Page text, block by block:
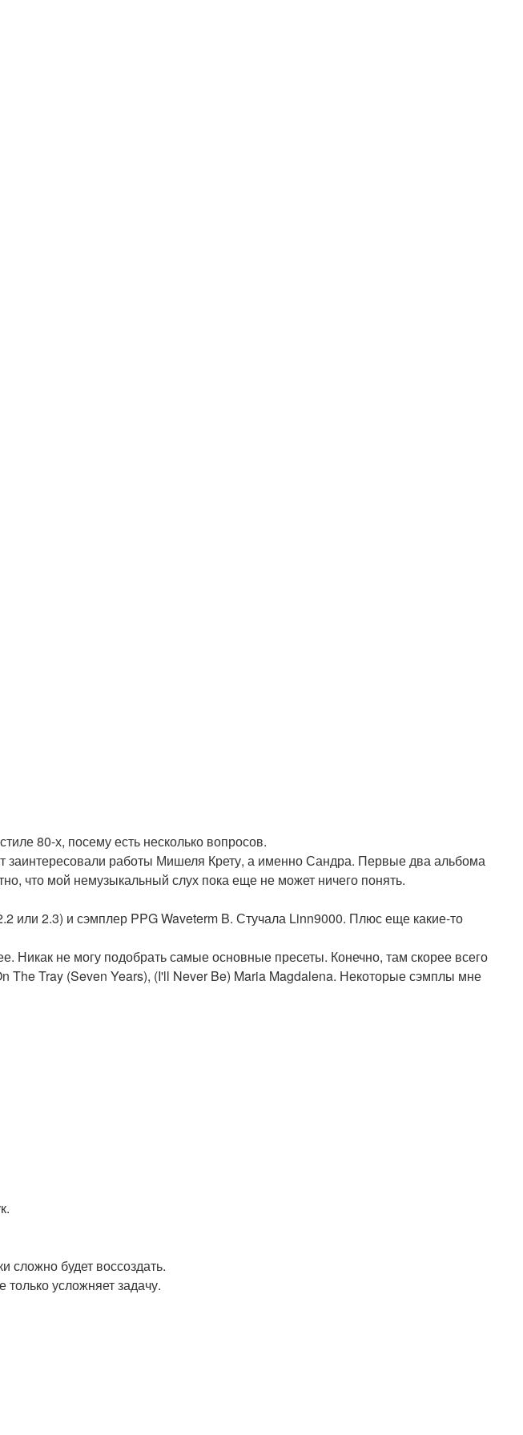
80-х, посему есть несколько вопросов.
заинтересовали работы Мишеля Крету, а именно Сандра. Первые два альбома
что мой немузыкальный слух пока еще не может ничего понять.
или 2.3) и сэмплер PPG Waveterm B. Стучала Linn9000. Плюс еще какие-то
Никак не могу подобрать самые основные пресеты. Конечно, там скорее всего
The Tray (Seven Years), (I'll Never Be) Maria Magdalena. Некоторые сэмплы мне
сложно будет воссоздать.
усложняет задачу.